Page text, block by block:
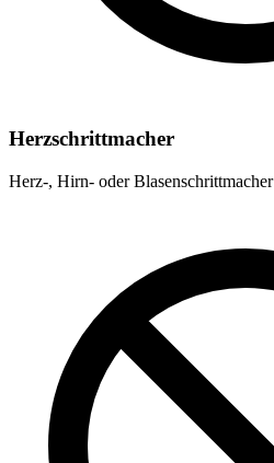
Herzschrittmacher
Herz-, Hirn- oder Blasenschrittmacher